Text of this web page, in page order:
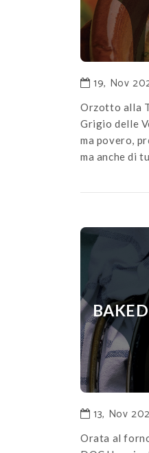
19, Nov
Orzotto alla
Grigio delle
ma povero,
ma anche di
13, Nov
Orata al